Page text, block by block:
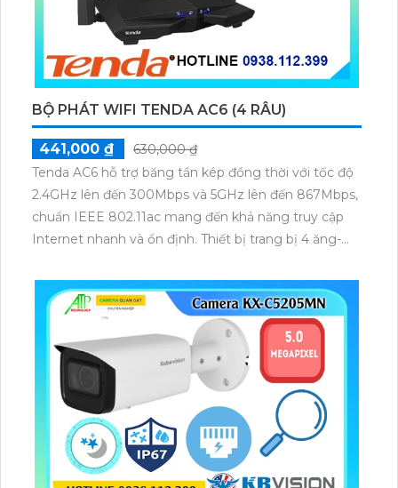
BỘ PHÁT WIFI TENDA AC6 (4 RÂU)
441,000 ₫
630,000 ₫
Tenda AC6 hỗ trợ băng tần kép đồng thời với tốc độ
2.4GHz lên đến 300Mbps và 5GHz lên đến 867Mbps,
chuẩn IEEE 802.11ac mang đến khả năng truy cập
Internet nhanh và ổn định. Thiết bị trang bị 4 ăng-
ưu trải nghiệm WiFi cho gia đình đông người.